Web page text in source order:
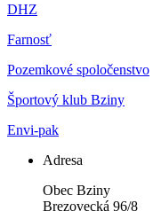
DHZ
Farnosť
Pozemkové spoločenstvo
Športový klub Bziny
Envi-pak
Adresa
Obec Bziny
Brezovecká 96/8